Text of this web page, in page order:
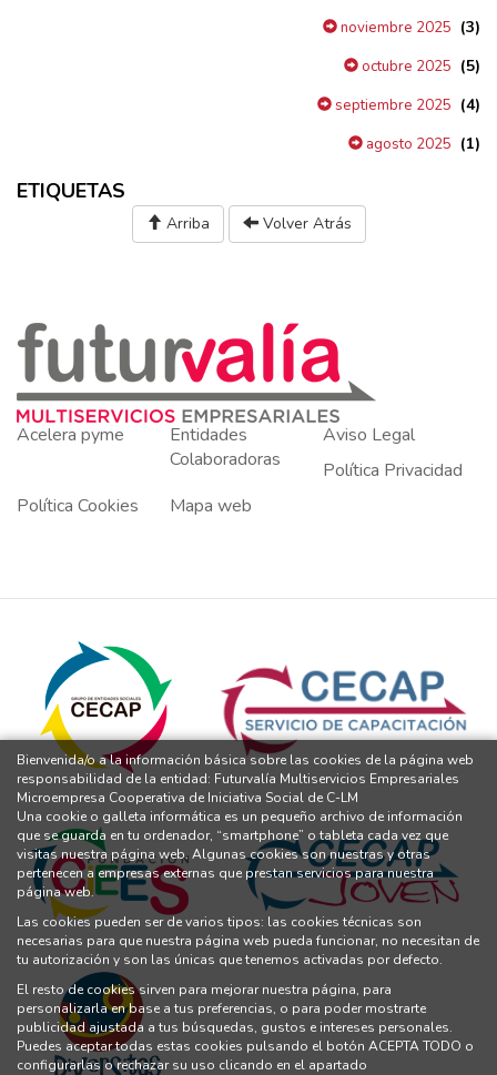
noviembre 2025 (3)
octubre 2025 (5)
septiembre 2025 (4)
agosto 2025 (1)
ETIQUETAS
Arriba Volver Atrás
Acelera pyme
Entidades
Colaboradoras
Aviso Legal
Política Privacidad
Política Cookies
Mapa web
Bienvenida/o a la información básica sobre las cookies de la página web
responsabilidad de la entidad: Futurvalía Multiservicios Empresariales
Microempresa Cooperativa de Iniciativa Social de C-LM
Una cookie o galleta informática es un pequeño archivo de información
que se guarda en tu ordenador, “smartphone” o tableta cada vez que
visitas nuestra página web. Algunas cookies son nuestras y otras
pertenecen a empresas externas que prestan servicios para nuestra
página web.
Las cookies pueden ser de varios tipos: las cookies técnicas son
necesarias para que nuestra página web pueda funcionar, no necesitan de
tu autorización y son las únicas que tenemos activadas por defecto.
El resto de cookies sirven para mejorar nuestra página, para
personalizarla en base a tus preferencias, o para poder mostrarte
publicidad ajustada a tus búsquedas, gustos e intereses personales.
Puedes aceptar todas estas cookies pulsando el botón ACEPTA TODO o
configurarlas o rechazar su uso clicando en el apartado